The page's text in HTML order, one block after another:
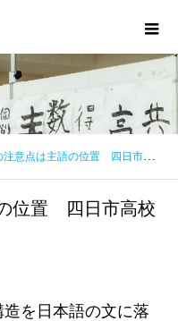
点は主語の位置 四日市高校３年Oくん
位置 四日市高校
を日本語の文に落